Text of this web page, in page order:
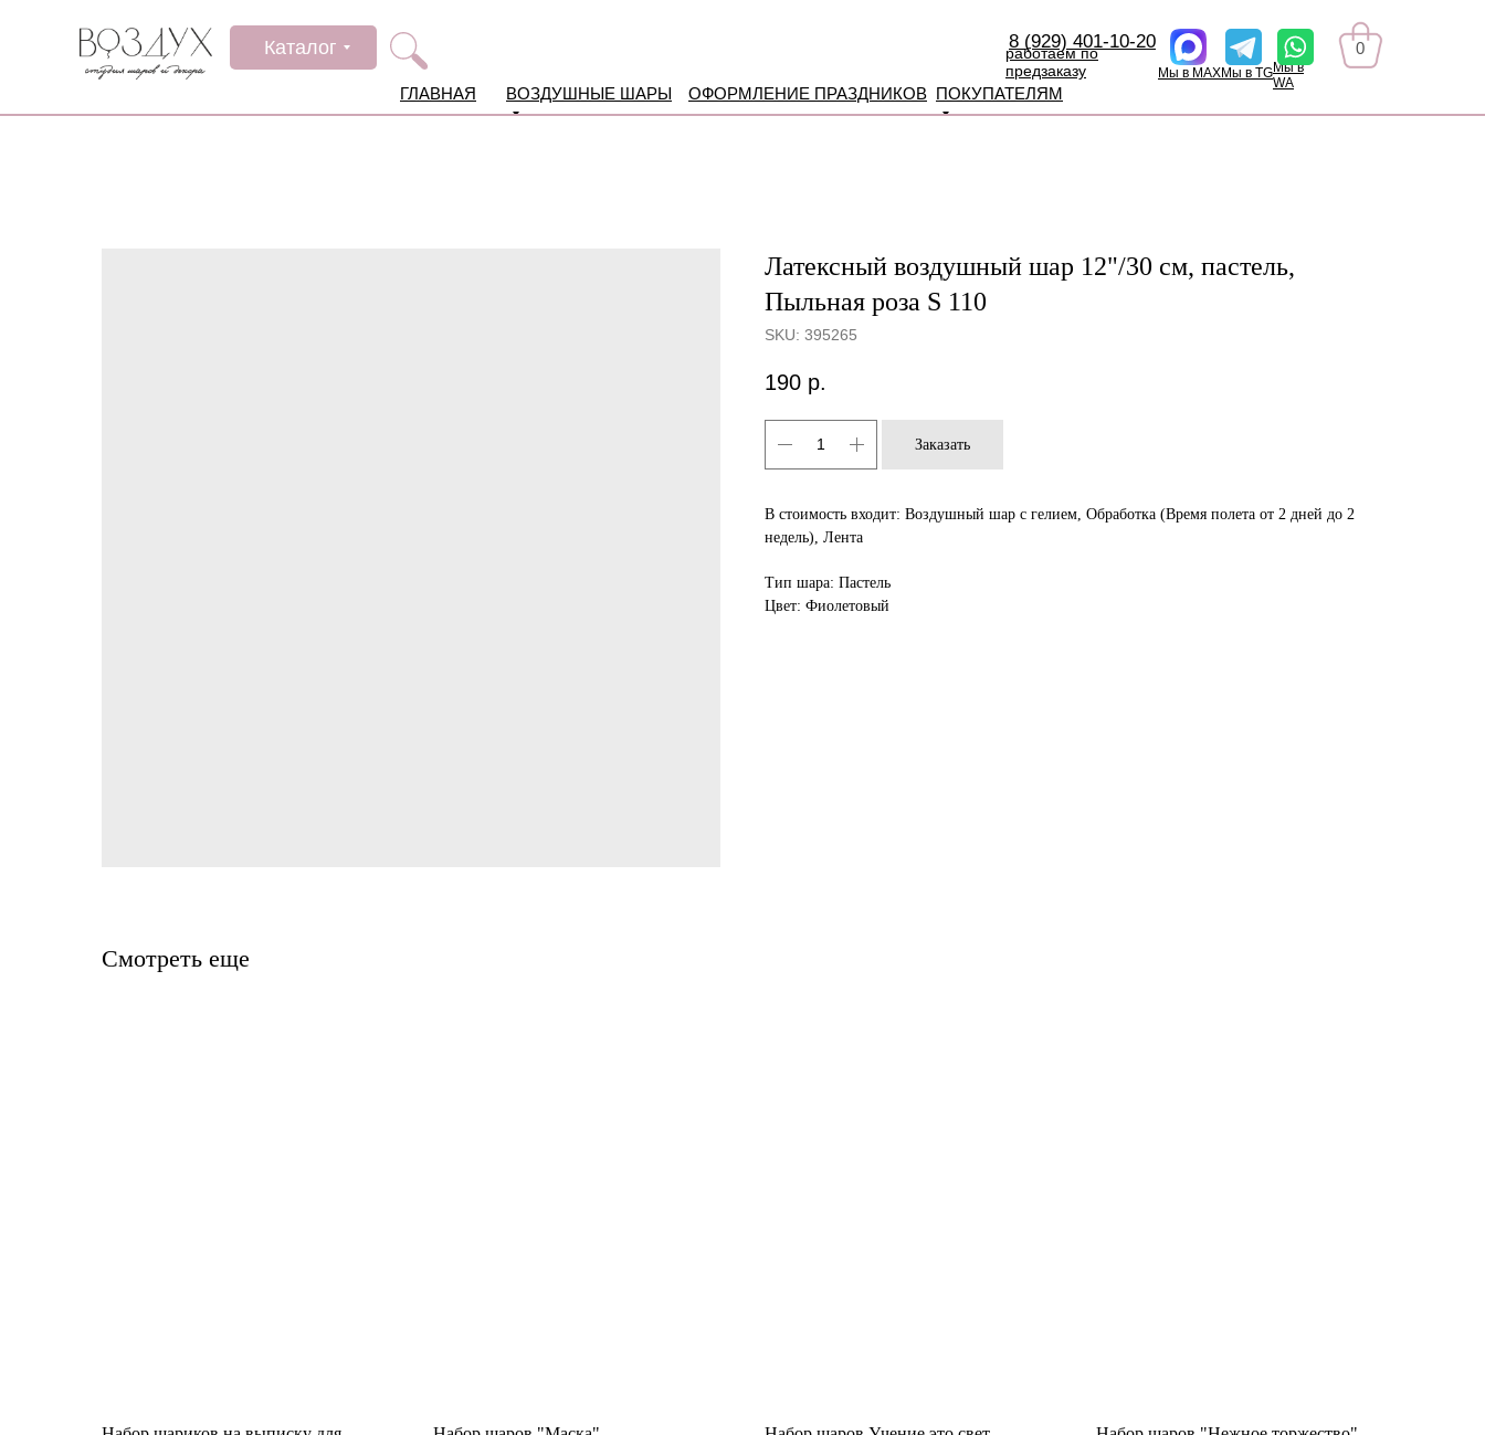
ВОЗДУШНЫЕ ШАРЫ
ГЛАВНАЯ ОФОРМЛЕНИЕ ПРАЗДНИКОВ ПОКУПАТЕЛЯМ
8 (929) 401-10-20
работаем по
предзаказу
Мы в MAXМы в TGМы в
WA
0
Каталог
Латексный воздушный шар 12"/30 см, пастель,
Пыльная роза S 110
SKU: 395265
190 р.
Заказать
В стоимость входит: Воздушный шар с гелием, Обработка (Время полета от 2 дней до 2
недель), Лента
Тип шара: Пастель
Цвет: Фиолетовый
Смотреть еще